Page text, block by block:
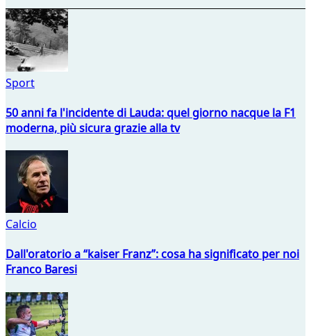
Sport
50 anni fa l'incidente di Lauda: quel giorno nacque la F1
moderna, più sicura grazie alla tv
Calcio
Dall'oratorio a “kaiser Franz”: cosa ha significato per noi
Franco Baresi